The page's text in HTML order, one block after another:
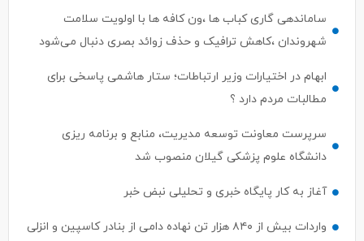
ساماندهی گاری کباب ها ،ون کافه ها با اولویت سلامت
شهروندان ،کاهش ترافیک و حذف زوائد بصری دنبال می‌شود
ابهام در اختیارات وزیر ارتباطات؛ ستار هاشمی پاسخی برای
مطالبات مردم دارد ؟
سرپرست معاونت توسعه مدیریت، منابع و برنامه ریزی
دانشگاه علوم پزشکی گیلان منصوب شد
آغاز به کار پایگاه خبری و تحلیلی نبض خبر
واردات بیش از ۸۴۰ هزار تن نهاده دامی از بنادر كاسپین و انزلی